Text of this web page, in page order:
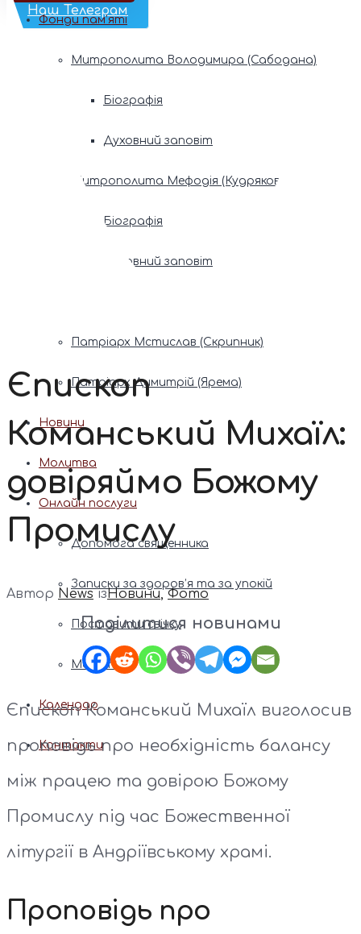
Наш Телеграм
Фонди пам’яті
Митрополита Володимира (Сабодана)
Біографія
Духовний заповіт
Митрополита Мефодія (Кудрякова)
Біографія
Духовний заповіт
Патріарх Мстислав (Скрипник)
Патріарх Димитрій (Ярема)
Новини
Молитва
Онлайн послуги
Допомога священника
Записки за здоров’я та за упокій
Поставити свічку
Молитви
Календар
Контакти
Єпископ
Команський Михаїл:
довіряймо Божому
Промислу
Автор News ізНовини,Фото
Поділитися новинами
Єпископ Команський Михаїл виголосив
проповідь про необхідність балансу
між працею та довірою Божому
Промислу під час Божественної
літургії в Андріївському храмі.
Проповідь про